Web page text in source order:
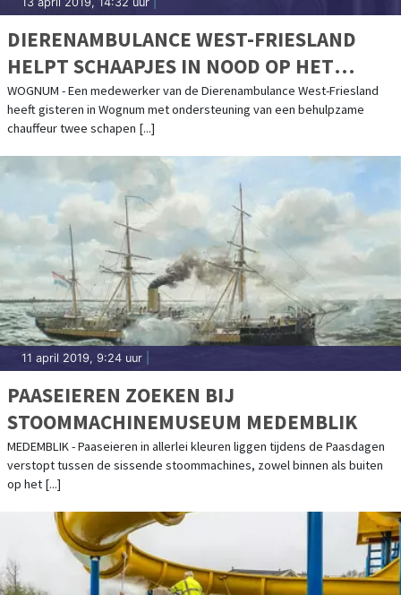
DIERENAMBULANCE WEST-FRIESLAND
HELPT SCHAAPJES IN NOOD OP HET
DROGE
WOGNUM - Een medewerker van de Dierenambulance West-Friesland
heeft gisteren in Wognum met ondersteuning van een behulpzame
chauffeur twee schapen [...]
11 april 2019, 9:24 uur
PAASEIEREN ZOEKEN BIJ
STOOMMACHINEMUSEUM MEDEMBLIK
MEDEMBLIK - Paaseieren in allerlei kleuren liggen tijdens de Paasdagen
verstopt tussen de sissende stoommachines, zowel binnen als buiten
op het [...]